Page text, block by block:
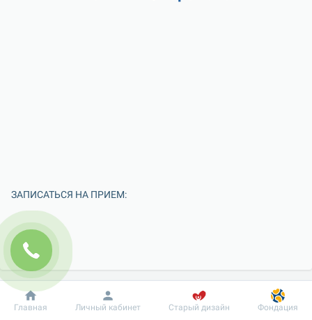
ЗАПИСАТЬСЯ НА ПРИЕМ:
Добробут Информация Пациенту
Главная Личный кабинет Старый дизайн Фондация